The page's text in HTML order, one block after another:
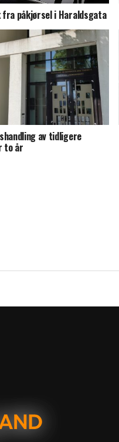
påkjørsel i Haraldsgata
av tidligere
to år